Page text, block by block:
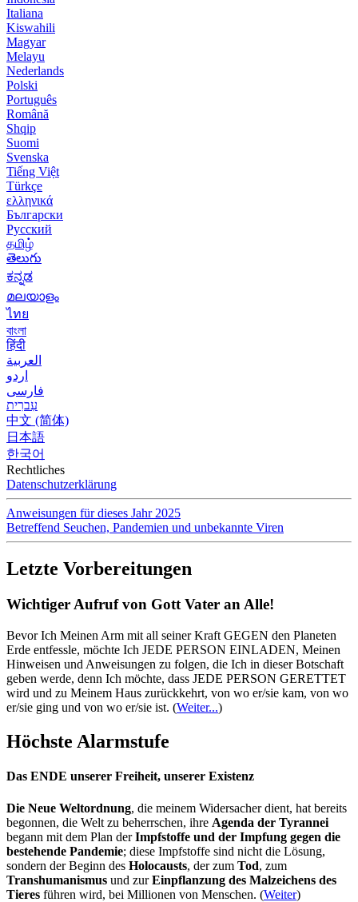
Italiana
Kiswahili
Magyar
Melayu
Nederlands
Polski
Português
Română
Shqip
Suomi
Svenska
Tiếng Việt
Türkçe
ελληνικά
Български
Русский
தமிழ்
తెలుగు
ಕನ್ನಡ
മലയാളം
ไทย
বাংলা
हिंदी
العربية
اردو
فارسی
עִברִית
中文 (简体)
日本語
한국어
Rechtliches
Datenschutzerklärung
Anweisungen für dieses Jahr 2025
Betreffend Seuchen, Pandemien und unbekannte Viren
Letzte Vorbereitungen
Wichtiger Aufruf von Gott Vater an Alle!
Bevor Ich Meinen Arm mit all seiner Kraft GEGEN den Planeten
Erde entfessle, möchte Ich JEDE PERSON EINLADEN, Meinen
Hinweisen und Anweisungen zu folgen, die Ich in dieser Botschaft
geben werde, denn Ich möchte, dass JEDE PERSON GERETTET
wird und zu Meinem Haus zurückkehrt, von wo er/sie kam, von wo
er/sie ging und von wo er/sie ist. (Weiter...)
Höchste Alarmstufe
Das ENDE unserer Freiheit, unserer Existenz
Die Neue Weltordnung, die meinem Widersacher dient, hat bereits
begonnen, die Welt zu beherrschen, ihre Agenda der Tyrannei
begann mit dem Plan derImpfstoffe und der Impfung gegen die
bestehende Pandemie; diese Impfstoffe sind nicht die Lösung,
sondern der Beginn des Holocausts, der zum Tod, zum
Transhumanismus und zurEinpflanzung des Malzeichens des
Tieres führen wird, bei Millionen von Menschen. (Weiter)